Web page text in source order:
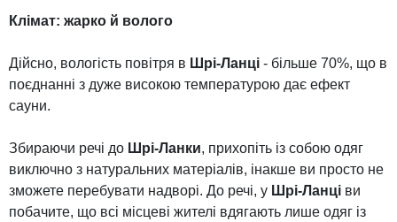
Клімат: жарко й волого
Дійсно, вологість повітря в Шрі-Ланці - більше 70%, що в
поєднанні з дуже високою температурою дає ефект
сауни.
Збираючи речі до Шрі-Ланки, прихопіть із собою одяг
виключно з натуральних матеріалів, інакше ви просто не
зможете перебувати надворі. До речі, у Шрі-Ланці ви
побачите, що всі місцеві жителі вдягають лише одяг із